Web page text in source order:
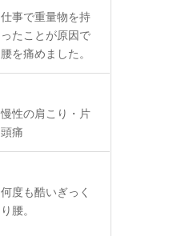
仕事で重量物を持
ったことが原因で
腰を痛めました。
慢性の肩こり・片
頭痛
何度も酷いぎっく
り腰。